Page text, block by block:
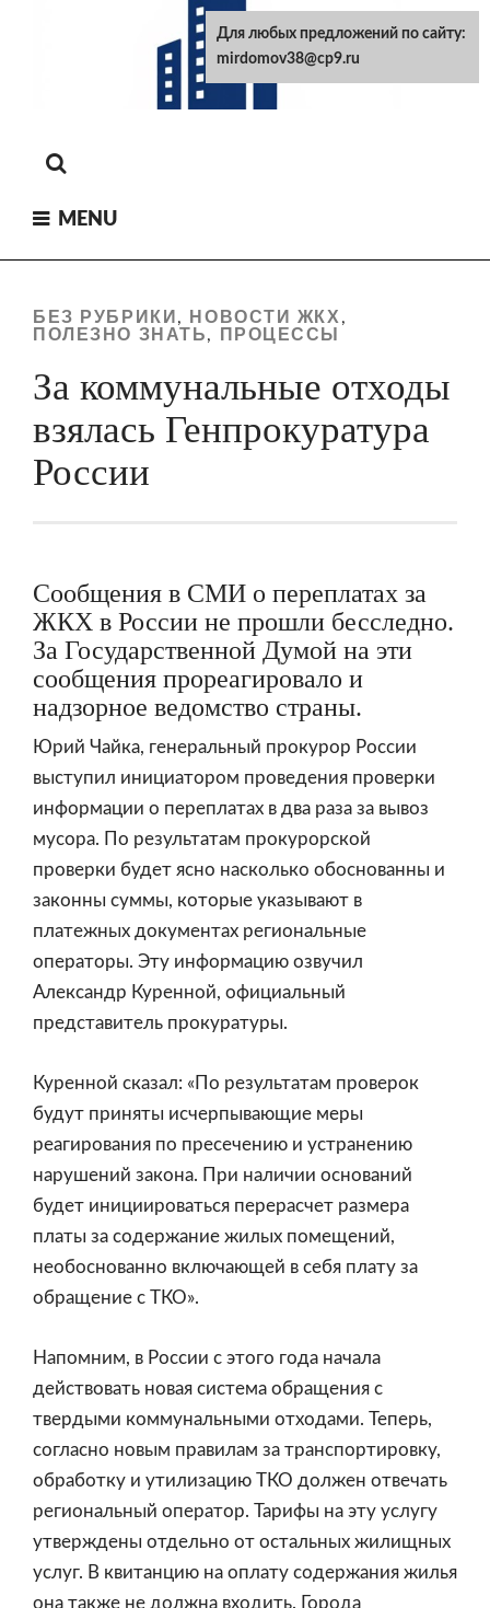
MENU
БЕЗ РУБРИКИ , НОВОСТИ ЖКХ ,
ПОЛЕЗНО ЗНАТЬ, ПРОЦЕССЫ
За коммунальные отходы
взялась Генпрокуратура
России
Сообщения в СМИ о переплатах за
ЖКХ в России не прошли бесследно.
За Государственной Думой на эти
сообщения прореагировало и
надзорное ведомство страны.
Юрий Чайка, генеральный прокурор России
выступил инициатором проведения проверки
информации о переплатах в два раза за вывоз
мусора. По результатам прокурорской
проверки будет ясно насколько обоснованны и
законны суммы, которые указывают в
платежных документах региональные
операторы. Эту информацию озвучил
Александр Куренной, официальный
представитель прокуратуры.
Куренной сказал: «По результатам проверок
будут приняты исчерпывающие меры
реагирования по пресечению и устранению
нарушений закона. При наличии оснований
будет инициироваться перерасчет размера
платы за содержание жилых помещений,
необоснованно включающей в себя плату за
обращение с ТКО».
Напомним, в России с этого года начала
действовать новая система обращения с
твердыми коммунальными отходами. Теперь,
согласно новым правилам за транспортировку,
обработку и утилизацию ТКО должен отвечать
региональный оператор. Тарифы на эту услугу
утверждены отдельно от остальных жилищных
услуг. В квитанцию на оплату содержания жилья
она также не должна входить. Города
Для любых предложений по сайту:
mirdomov38@cp9.ru